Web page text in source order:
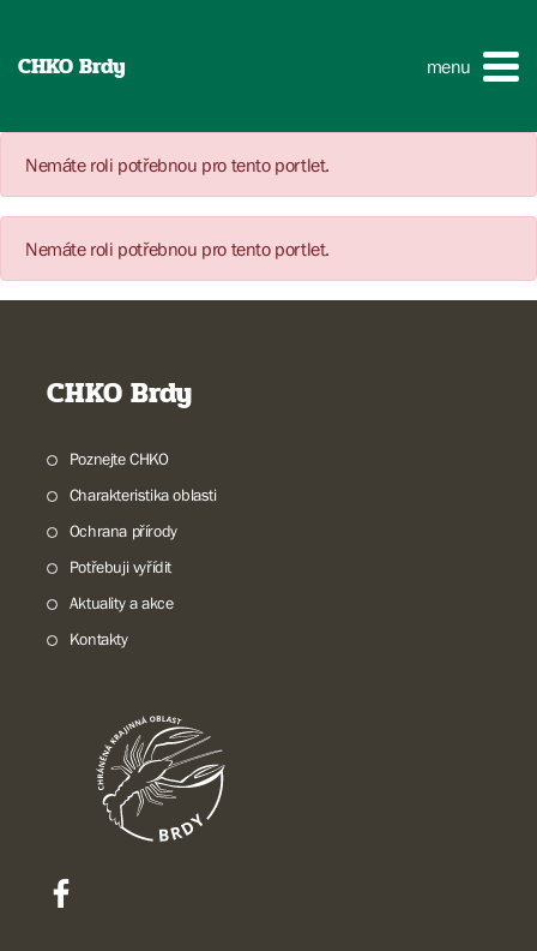
CHKO Brdy menu
Nemáte roli potřebnou pro tento portlet.
Nemáte roli potřebnou pro tento portlet.
CHKO Brdy
Poznejte CHKO
Charakteristika oblasti
Ochrana přírody
Potřebuji vyřídit
Aktuality a akce
Kontakty